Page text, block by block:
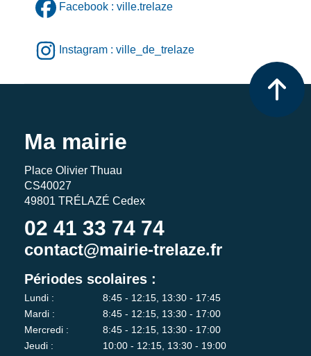
Facebook : ville.trelaze
Instagram : ville_de_trelaze
Ma mairie
Place Olivier Thuau
CS40027
49801 TRÉLAZÉ Cedex
02 41 33 74 74
contact@mairie-trelaze.fr
Périodes scolaires :
Lundi :
8:45 - 12:15, 13:30 - 17:45
Mardi :
8:45 - 12:15, 13:30 - 17:00
Mercredi :
8:45 - 12:15, 13:30 - 17:00
Jeudi :
10:00 - 12:15, 13:30 - 19:00